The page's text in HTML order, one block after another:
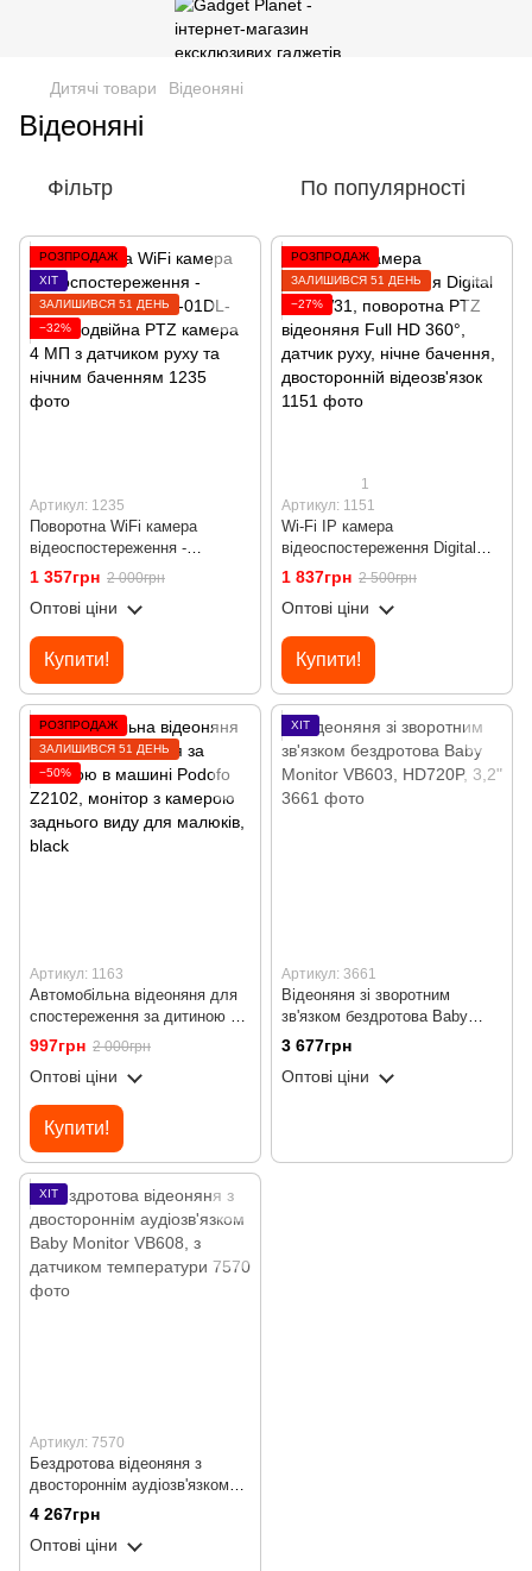
Дитячі товари Відеоняні
Відеоняні
Фільтр По популярності
РОЗПРОДАЖ
ХІТ
ЗАЛИШИВСЯ 51 ДЕНЬ
−32%
Артикул: 1235
Поворотна WiFi камера
відеоспостереження -
відеоняня uSafe IC-01DL-PTZ,
подвійна PTZ камера 4 МП з
датчиком руху та нічним
баченням
1 357грн 2 000грн
Оптові ціни
Купити!
РОЗПРОДАЖ
ЗАЛИШИВСЯ 51 ДЕНЬ
−27%
1
Артикул: 1151
Wi-Fi IP камера
відеоспостереження Digital
Lion W31, поворотна PTZ
відеоняня Full HD 360°, датчик
руху, нічне бачення,
двосторонній відеозв'язок
1 837грн 2 500грн
Оптові ціни
Купити!
РОЗПРОДАЖ
ЗАЛИШИВСЯ 51 ДЕНЬ
−50%
Артикул: 1163
Автомобільна відеоняня для
спостереження за дитиною в
машині Podofo Z2102, монітор
з камерою заднього виду для
малюків, black
997грн 2 000грн
Оптові ціни
Купити!
ХІТ
Артикул: 3661
Відеоняня зі зворотним
зв'язком бездротова Baby
Monitor VB603, HD720P, 3,2"
3 677грн
Оптові ціни
ХІТ
Артикул: 7570
Бездротова відеоняня з
двостороннім аудіозв'язком
Baby Monitor VB608, з
датчиком температури
4 267грн
Оптові ціни